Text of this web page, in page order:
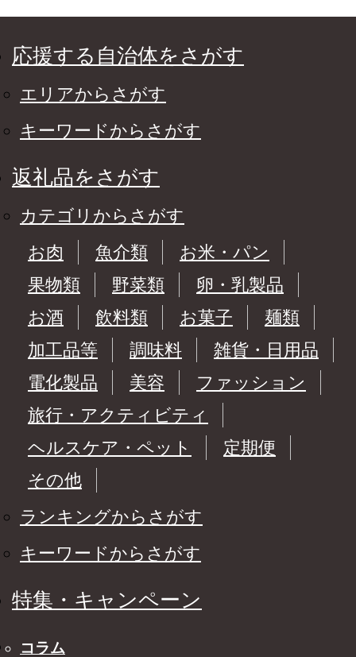
応援する自治体をさがす
エリアからさがす
キーワードからさがす
返礼品をさがす
カテゴリからさがす
お肉
魚介類
お米・パン
果物類
野菜類
卵・乳製品
お酒
飲料類 お菓子
麺類
加工品等
調味料
雑貨・日用品
電化製品
美容
ファッション
旅行・アクティビティ
ヘルスケア・ペット
定期便
その他
ランキングからさがす
キーワードからさがす
特集・キャンペーン
コラム